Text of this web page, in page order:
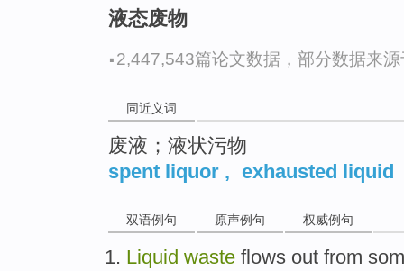
液态废物
·2,447,543篇论文数据，部分数据来
同近义词
废液；液状污物
spent liquor , exhausted liquid
双语例句 原声例句 权威例句
Liquid waste flows out from